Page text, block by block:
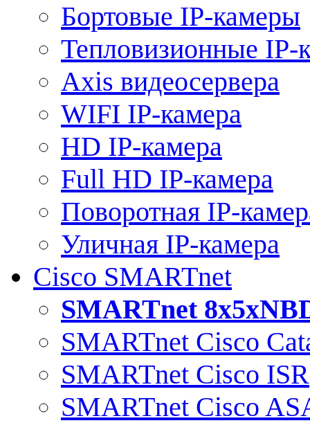
Бортовые IP-камеры
Тепловизионные IP-
Axis видеосервера
WIFI IP-камера
HD IP-камера
Full HD IP-камера
Поворотная IP-
Уличная IP-камера
Cisco SMARTnet
SMARTnet
SMARTnet Cisco
SMARTnet Cisco ISR
SMARTnet Cisco